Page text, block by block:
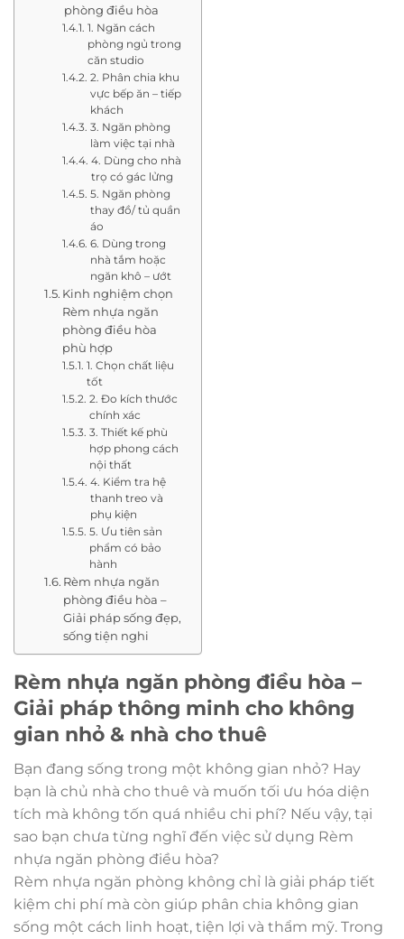
phòng điều hòa
1. Ngăn cách
phòng ngủ trong
căn studio
2. Phân chia khu
vực bếp ăn – tiếp
khách
3. Ngăn phòng
làm việc tại nhà
4. Dùng cho nhà
trọ có gác lửng
5. Ngăn phòng
thay đồ/ tủ quần
áo
6. Dùng trong
nhà tắm hoặc
ngăn khô – ướt
Kinh nghiệm chọn
Rèm nhựa ngăn
phòng điều hòa
phù hợp
1. Chọn chất liệu
tốt
2. Đo kích thước
chính xác
3. Thiết kế phù
hợp phong cách
nội thất
4. Kiểm tra hệ
thanh treo và
phụ kiện
5. Ưu tiên sản
phẩm có bảo
hành
Rèm nhựa ngăn
phòng điều hòa –
Giải pháp sống đẹp,
sống tiện nghi
Rèm nhựa ngăn phòng điều hòa –
Giải pháp thông minh cho không
gian nhỏ & nhà cho thuê
Bạn đang sống trong một không gian nhỏ? Hay
bạn là chủ nhà cho thuê và muốn tối ưu hóa diện
tích mà không tốn quá nhiều chi phí? Nếu vậy, tại
sao bạn chưa từng nghĩ đến việc sử dụng Rèm
nhựa ngăn phòng điều hòa?
Rèm nhựa ngăn phòng không chỉ là giải pháp tiết
kiệm chi phí mà còn giúp phân chia không gian
sống một cách linh hoạt, tiện lợi và thẩm mỹ. Trong